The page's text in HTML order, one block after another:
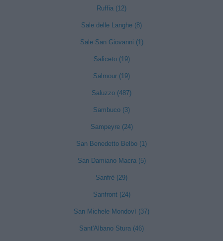
Ruffia (12)
Sale delle Langhe (8)
Sale San Giovanni (1)
Saliceto (19)
Salmour (19)
Saluzzo (487)
Sambuco (3)
Sampeyre (24)
San Benedetto Belbo (1)
San Damiano Macra (5)
Sanfrè (29)
Sanfront (24)
San Michele Mondovì (37)
Sant'Albano Stura (46)